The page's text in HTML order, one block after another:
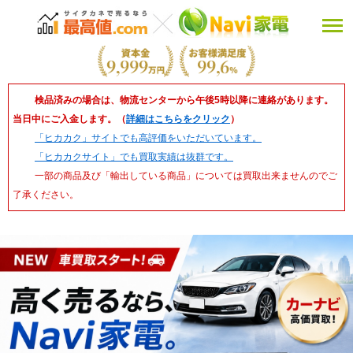
検品済みの場合は、物流センターから午後5時以降に連絡があります。
当日中にご入金します。（詳細はこちらをクリック ）
「ヒカカク」サイトでも高評価をいただいています。
「ヒカカクサイト」でも買取実績は抜群です。
一部の商品及び「輸出している商品」については買取出来ませんのでご
了承ください。